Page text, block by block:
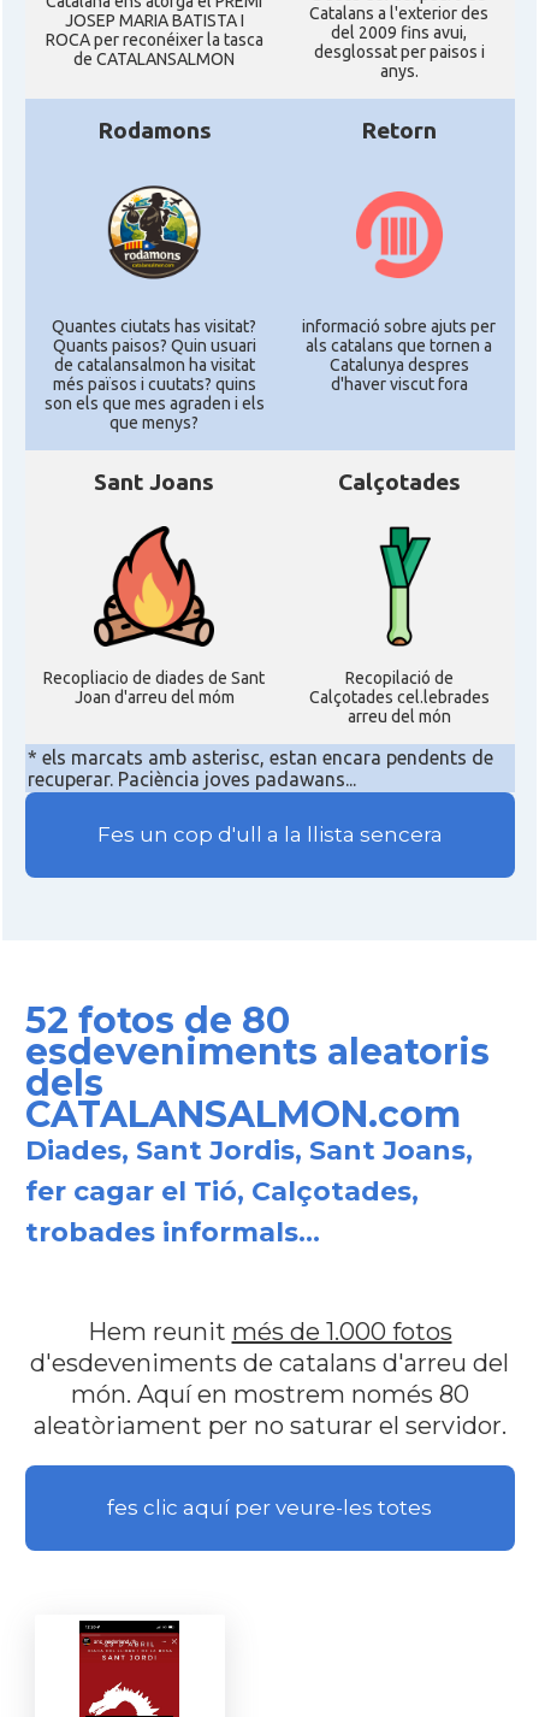
JOSEP MARIA BATISTA I
ROCA per reconéixer la tasca
de CATALANSALMON
Catalans a l'exterior des
del 2009 fins avui,
desglossat per paisos i
anys.
Rodamons
Quantes ciutats has visitat?
Quants paisos? Quin usuari
de catalansalmon ha visitat
més països i cuutats? quins
son els que mes agraden i els
que menys?
Retorn
informació sobre ajuts per
als catalans que tornen a
Catalunya despres
d'haver viscut fora
Sant Joans
Recopliacio de diades de Sant
Joan d'arreu del móm
Calçotades
Recopilació de
Calçotades cel.lebrades
arreu del món
* els marcats amb asterisc, estan encara pendents de
recuperar. Paciència joves padawans...
Fes un cop d'ull a la llista sencera
52 fotos de 80
esdeveniments aleatoris
dels
CATALANSALMON.com
Diades, Sant Jordis, Sant Joans,
fer cagar el Tió, Calçotades,
trobades informals...
Hem reunit més de 1.000 fotos
d'esdeveniments de catalans d'arreu del
món. Aquí en mostrem només 80
aleatòriament per no saturar el servidor.
fes clic aquí per veure-les totes